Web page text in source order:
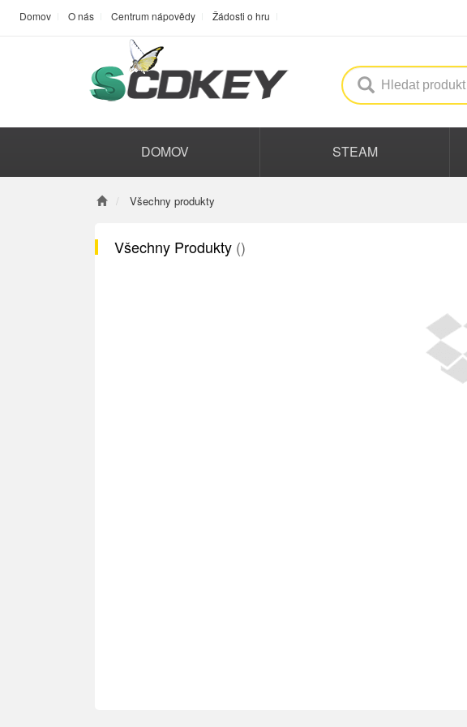
Domov O nás Centrum nápovědy Žádosti o hru
DOMOV STEAM
Všechny produkty
Všechny Produkty ()